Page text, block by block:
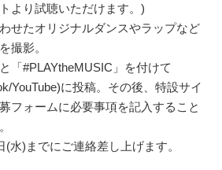
より試聴いただけます。)
せたオリジナルダンスやラップなど
撮影。
「#PLAYtheMUSIC」を付けて
YouTube)に投稿。その後、特設サイ
フォームに必要事項を記入すること
)までにご連絡差し上げます。